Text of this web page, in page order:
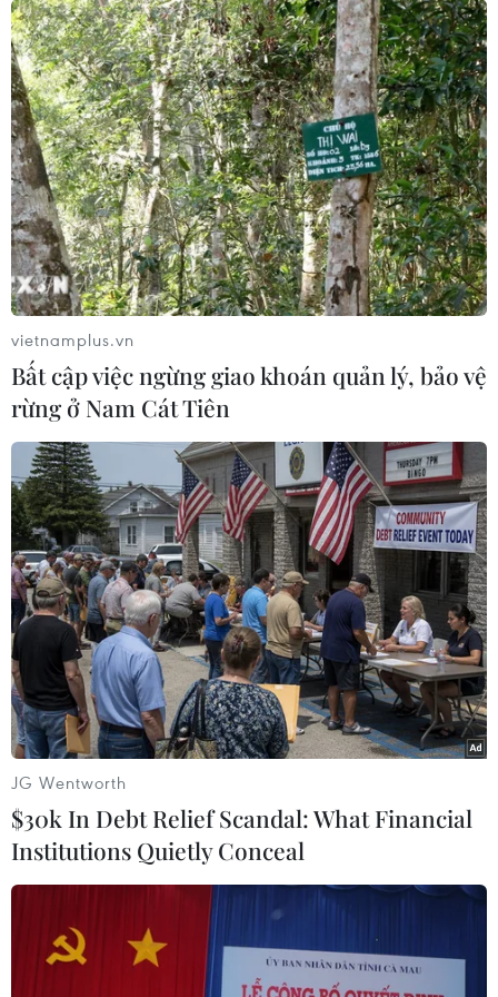
vietnamplus.vn
Bất cập việc ngừng giao khoán quản lý, bảo vệ
rừng ở Nam Cát Tiên
JG Wentworth
$30k In Debt Relief Scandal: What Financial
Institutions Quietly Conceal